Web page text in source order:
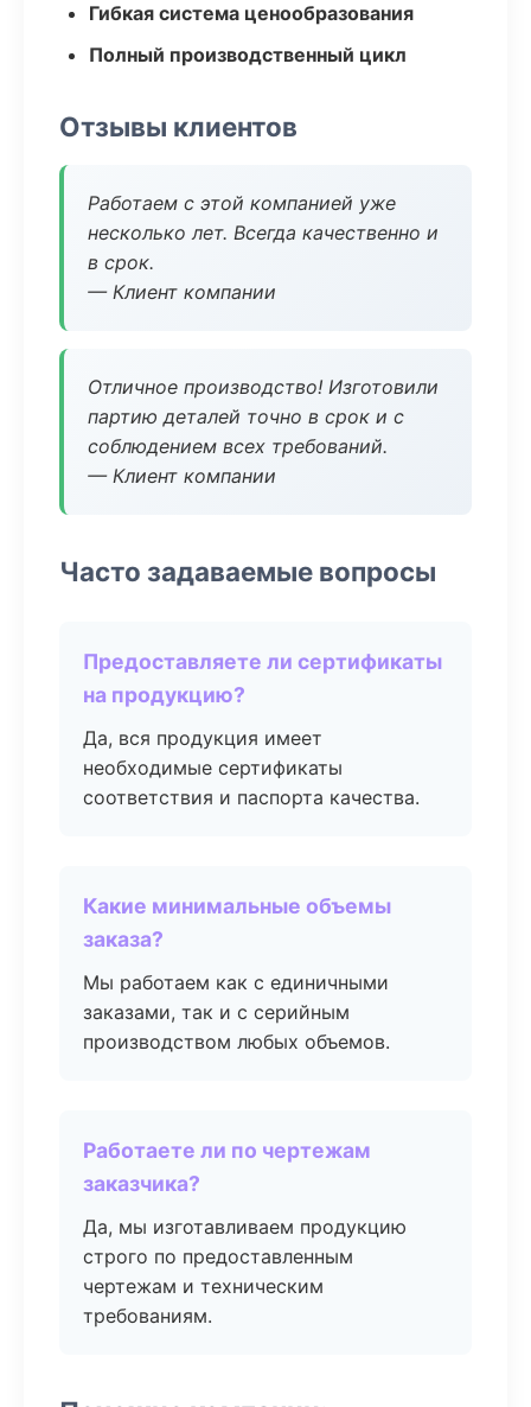
Гибкая система ценообразования
Полный производственный цикл
Отзывы клиентов
Работаем с этой компанией уже
несколько лет. Всегда качественно и
в срок.
— Клиент компании
Отличное производство! Изготовили
партию деталей точно в срок и с
соблюдением всех требований.
— Клиент компании
Часто задаваемые вопросы
Предоставляете ли сертификаты
на продукцию?
Да, вся продукция имеет
необходимые сертификаты
соответствия и паспорта качества.
Какие минимальные объемы
заказа?
Мы работаем как с единичными
заказами, так и с серийным
производством любых объемов.
Работаете ли по чертежам
заказчика?
Да, мы изготавливаем продукцию
строго по предоставленным
чертежам и техническим
требованиям.